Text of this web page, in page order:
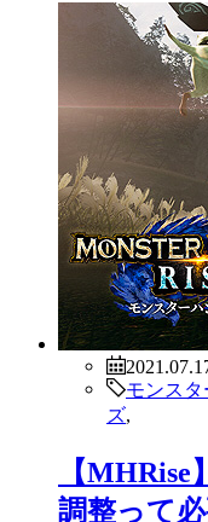
調整って
イズ】
2021.07.17
モンスタ
ズ,